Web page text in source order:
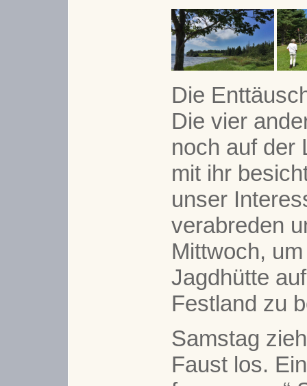
Die
Die vier
noch auf der
mit ihr
unser
verabreden
Mittwoch,
Jagdhütte
Festland zu
Samstag
Faust los.